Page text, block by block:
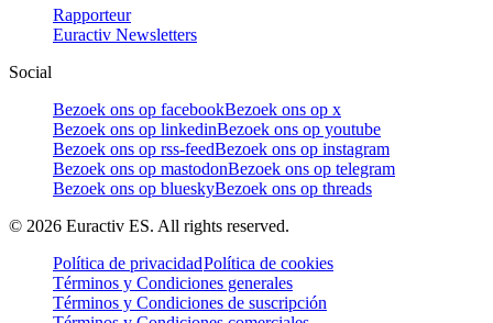
Rapporteur
Euractiv Newsletters
Social
Bezoek ons op facebookBezoek ons op x
Bezoek ons op linkedinBezoek ons op youtube
Bezoek ons op rss-feedBezoek ons op instagram
Bezoek ons op mastodonBezoek ons op telegram
Bezoek ons op blueskyBezoek ons op threads
© 2026 Euractiv ES. All rights reserved.
Política de privacidadPolítica de cookies
Términos y Condiciones generales
Términos y Condiciones de suscripción